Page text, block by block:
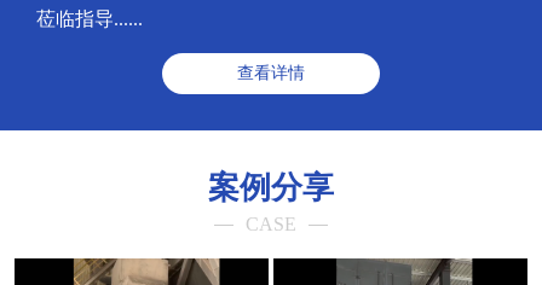
莅临指导......
查看详情
案例分享
CASE